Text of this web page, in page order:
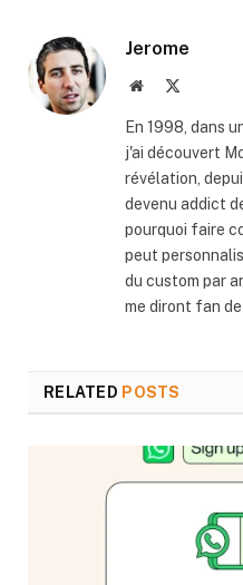
Jerome
Website
En 1998, dans
j'ai découvert
révélation,
devenu addict
pourquoi faire
peut
du custom par
me diront fan
RELATED POSTS